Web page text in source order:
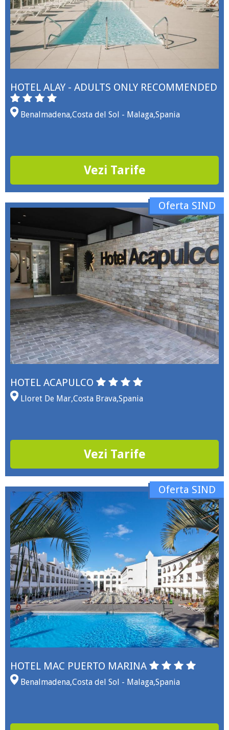
HOTEL ALAY - ADULTS ONLY RECOMMENDED
Benalmadena,Costa del Sol - Malaga,Spania
Vezi Tarife
HOTEL ACAPULCO
Lloret De Mar,Costa Brava,Spania
Vezi Tarife
Oferta SIND
HOTEL MAC PUERTO MARINA
Benalmadena,Costa del Sol - Malaga,Spania
Oferta SIND